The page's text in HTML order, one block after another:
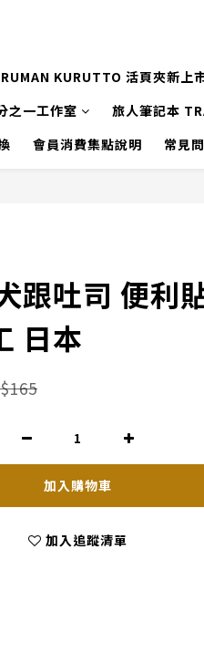
KURUTTO 活頁夾新上
之一工作室
旅人筆記本
會員消費集點說明 常見
跟吐司 便利
日本
加入購物車
加入追蹤清單